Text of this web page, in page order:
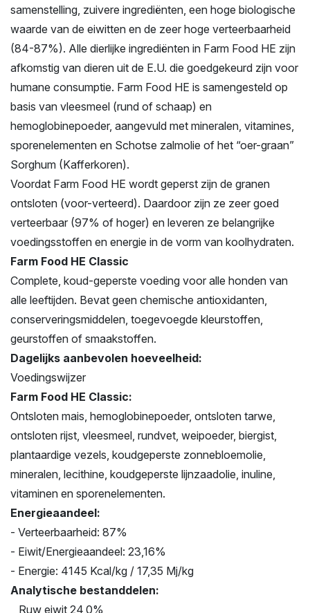
samenstelling, zuivere ingrediënten, een hoge biologische
waarde van de eiwitten en de zeer hoge verteerbaarheid
(84-87%). Alle dierlijke ingrediënten in Farm Food HE zijn
afkomstig van dieren uit de E.U. die goedgekeurd zijn voor
humane consumptie. Farm Food HE is samengesteld op
basis van vleesmeel (rund of schaap) en
hemoglobinepoeder, aangevuld met mineralen, vitamines,
sporenelementen en Schotse zalmolie of het “oer-graan”
Sorghum (Kafferkoren).
Voordat Farm Food HE wordt geperst zijn de granen
ontsloten (voor-verteerd). Daardoor zijn ze zeer goed
verteerbaar (97% of hoger) en leveren ze belangrijke
voedingsstoffen en energie in de vorm van koolhydraten.
Farm Food HE Classic
Complete, koud-geperste voeding voor alle honden van
alle leeftijden. Bevat geen chemische antioxidanten,
conserveringsmiddelen, toegevoegde kleurstoffen,
geurstoffen of smaakstoffen.
Dagelijks aanbevolen hoeveelheid:
Voedingswijzer
Farm Food HE Classic:
Ontsloten mais, hemoglobinepoeder, ontsloten tarwe,
ontsloten rijst, vleesmeel, rundvet, weipoeder, biergist,
plantaardige vezels, koudgeperste zonnebloemolie,
mineralen, lecithine, koudgeperste lijnzaadolie, inuline,
vitaminen en sporenelementen.
Energieaandeel:
- Verteerbaarheid: 87%
- Eiwit/Energieaandeel: 23,16%
- Energie: 4145 Kcal/kg / 17,35 Mj/kg
Analytische bestanddelen:
Ruw eiwit 24,0%